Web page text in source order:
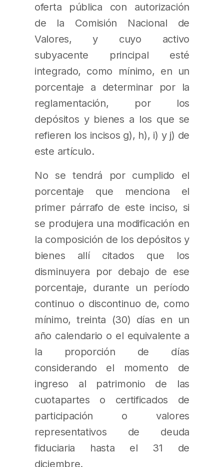
oferta pública con autorización
de la Comisión Nacional de
Valores, y cuyo activo
subyacente principal esté
integrado, como mínimo, en un
porcentaje a determinar por la
reglamentación, por los
depósitos y bienes a los que se
refieren los incisos g), h), i) y j) de
este artículo.
No se tendrá por cumplido el
porcentaje que menciona el
primer párrafo de este inciso, si
se produjera una modificación en
la composición de los depósitos y
bienes allí citados que los
disminuyera por debajo de ese
porcentaje, durante un período
continuo o discontinuo de, como
mínimo, treinta (30) días en un
año calendario o el equivalente a
la proporción de días
considerando el momento de
ingreso al patrimonio de las
cuotapartes o certificados de
participación o valores
representativos de deuda
fiduciaria hasta el 31 de
diciembre.